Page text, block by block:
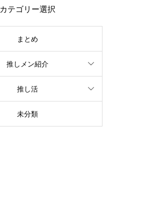
カテゴリー選択
まとめ
推しメン紹介
推し活
未分類